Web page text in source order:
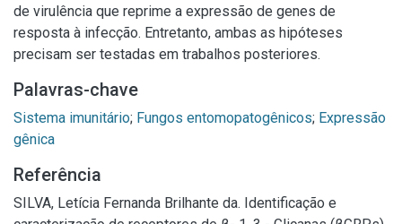
de virulência que reprime a expressão de genes de
resposta à infecção. Entretanto, ambas as hipóteses
precisam ser testadas em trabalhos posteriores.
Palavras-chave
Sistema imunitário; Fungos entomopatogênicos; Expressão
gênica
Referência
SILVA, Letícia Fernanda Brilhante da. Identificação e